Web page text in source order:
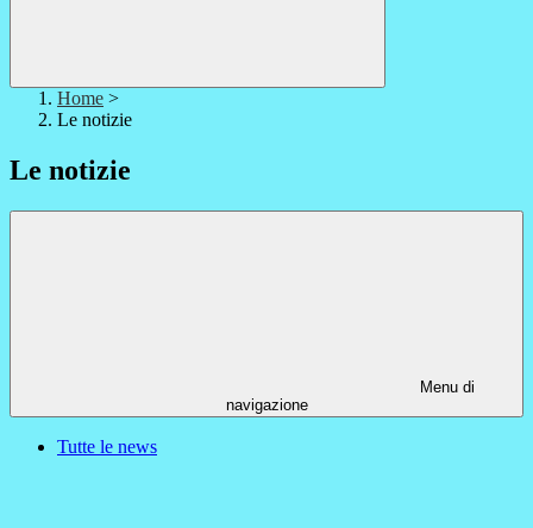
Home >
Le notizie
Le notizie
Menu di
navigazione
Tutte le news